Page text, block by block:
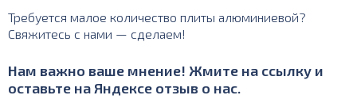
Требуется малое количество плиты алюминиевой?
Свяжитесь с нами — сделаем!
Нам важно ваше мнение! Жмите на ссылку и
оставьте на Яндексе отзыв о нас.